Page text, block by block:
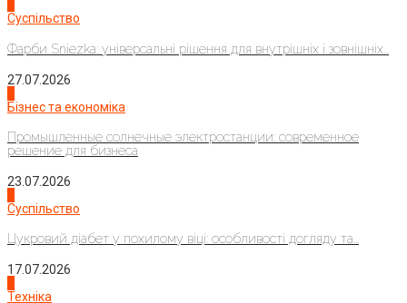
Суспільство
Фарби Sniezka: універсальні рішення для внутрішніх і зовнішніх...
27.07.2026
Бізнес та економіка
Промышленные солнечные электростанции: современное
решение для бизнеса
23.07.2026
Суспільство
Цукровий діабет у похилому віці: особливості догляду та...
17.07.2026
Техніка